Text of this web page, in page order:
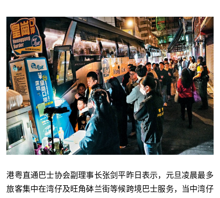
港粤直通巴士协会副理事长张剑平昨日表示，元旦凌晨最多
旅客集中在湾仔及旺角砵兰街等候跨境巴士服务，当中湾仔